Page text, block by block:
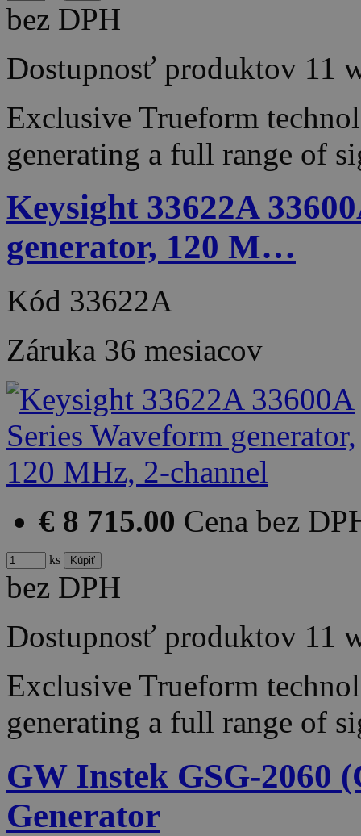
bez DPH
Dostupnosť produktov 11
Exclusive Trueform
generating a full range of
Keysight 33622A
generator, 120 M…
Kód 33622A
Záruka 36 mesiacov
€ 8 715.00 Cena bez
ks
bez DPH
Dostupnosť produktov 11
Exclusive Trueform
generating a full range of
GW Instek GSG-2060
Generator